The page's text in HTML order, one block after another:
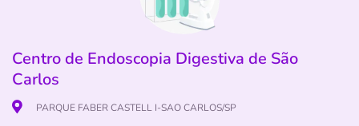
Centro de Endoscopia Digestiva de São
Carlos
PARQUE FABER CASTELL I-SAO CARLOS/SP